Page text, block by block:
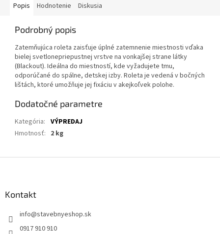
Popis Hodnotenie Diskusia
Podrobný popis
Zatemňujúca roleta zaisťuje úplné zatemnenie miestnosti vďaka
bielej svetlonepriepustnej vrstve na vonkajšej strane látky
(Blackout). Ideálna do miestností, kde vyžadujete tmu,
odporúčané do spálne, detskej izby. Roleta je vedená v bočných
lištách, ktoré umožňuje jej fixáciu v akejkoľvek polohe.
Dodatočné parametre
Kategória: VÝPREDAJ
Hmotnosť: 2 kg
Kontakt
info@stavebnyeshop.sk
0917 910 910